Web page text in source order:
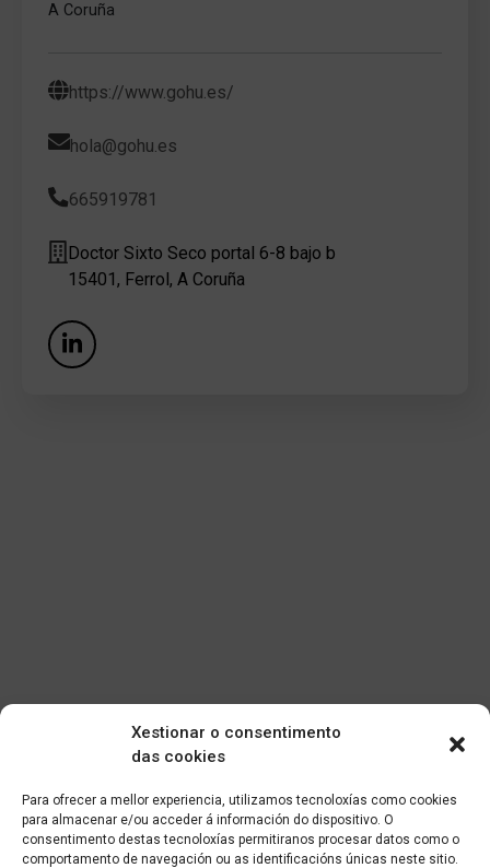
Xestionar o consentimento
das cookies
Para ofrecer a mellor experiencia, utilizamos tecnoloxías como cookies
para almacenar e/ou acceder á información do dispositivo. O
consentimento destas tecnoloxías permitiranos procesar datos como o
comportamento de navegación ou as identificacións únicas neste sitio.
A Coruña
https://www.gohu.es/
hola@gohu.es
665919781
Doctor Sixto Seco portal 6-8 bajo b
15401, Ferrol, A Coruña